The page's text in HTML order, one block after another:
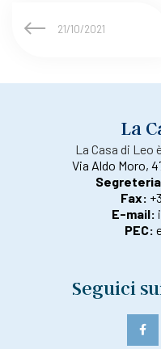
21/10/2021
La
La Casa di Leo
Via Aldo Moro,
Fax:
E-mail:
PEC:
Seguici